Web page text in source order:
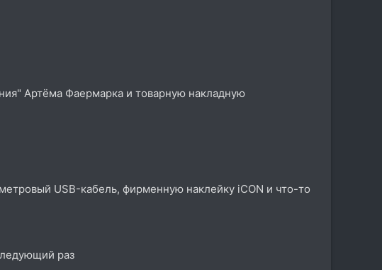
Артёма Фаермарка и товарную накладную
USB-кабель, фирменную наклейку iCON и что-то
раз